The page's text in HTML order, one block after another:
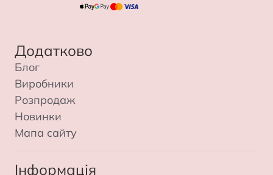
Інформація
Додатково
Блог
Виробники
Розпродаж
Новинки
Мапа сайту